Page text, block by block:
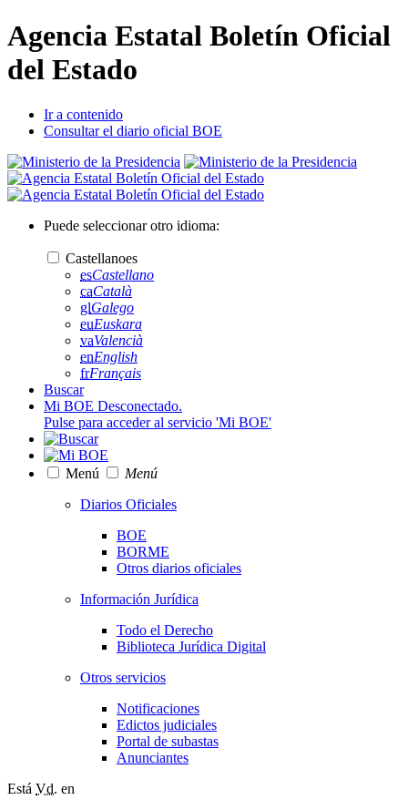
Agencia Estatal Boletín Oficial
del Estado
Ir a contenido
Consultar el diario oficial BOE
Puede seleccionar otro idioma:
Castellanoes
esCastellano
caCatalà
glGalego
euEuskara
vaValencià
enEnglish
frFrançais
Buscar
Mi BOE Desconectado.
Pulse para acceder al servicio 'Mi BOE'
Menú
Menú
Diarios Oficiales
BOE
BORME
Otros diarios oficiales
Información Jurídica
Todo el Derecho
Biblioteca Jurídica Digital
Otros servicios
Notificaciones
Edictos judiciales
Portal de subastas
Anunciantes
Está Vd. en